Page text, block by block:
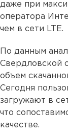
даже при
оператора
чем в сети LTE.
По данным
Свердловской
объем
Сегодня
загружают в
что
качестве.